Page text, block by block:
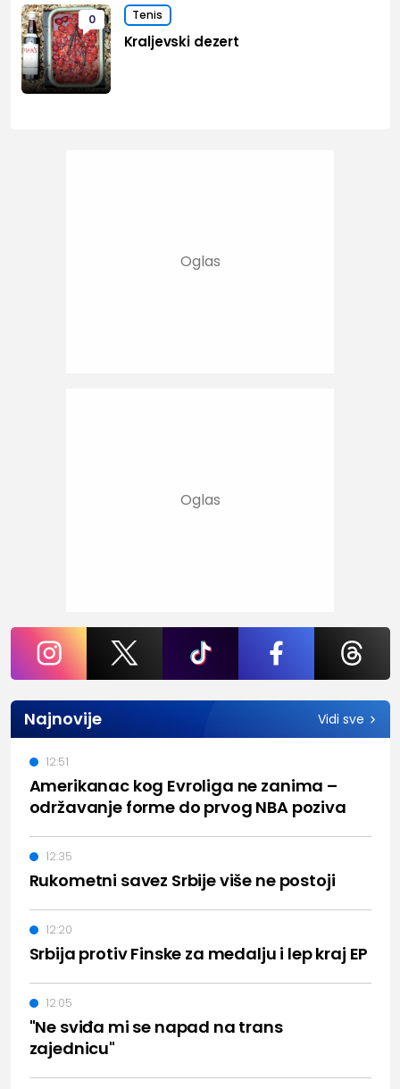
0 Tenis
Kraljevski dezert
Najnovije Vidi sve
Amerikanac kog Evroliga ne zanima –
održavanje forme do prvog NBA poziva
12:51
Rukometni savez Srbije više ne postoji
12:35
Srbija protiv Finske za medalju i lep kraj EP
12:20
"Ne sviđa mi se napad na trans
zajednicu"
12:05